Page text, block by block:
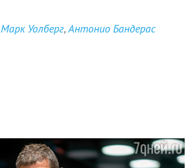
Марк Уолберг,Антонио Бандерас